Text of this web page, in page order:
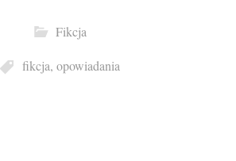
Fikcja
fikcja, opowiadania